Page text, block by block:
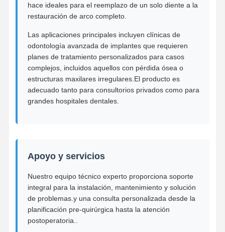
hace ideales para el reemplazo de un solo diente a la
restauración de arco completo.
Las aplicaciones principales incluyen clínicas de
odontología avanzada de implantes que requieren
planes de tratamiento personalizados para casos
complejos, incluidos aquellos con pérdida ósea o
estructuras maxilares irregulares.El producto es
adecuado tanto para consultorios privados como para
grandes hospitales dentales.
Apoyo y servicios
Nuestro equipo técnico experto proporciona soporte
integral para la instalación, mantenimiento y solución
de problemas.y una consulta personalizada desde la
planificación pre-quirúrgica hasta la atención
postoperatoria..